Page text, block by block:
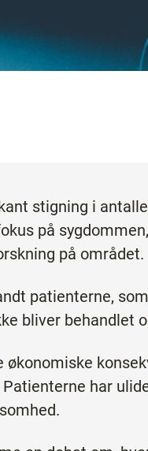
stigning i
på
på området.
patienterne,
bliver behandlet
økonomiske
har